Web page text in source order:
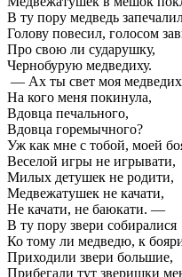
В ту пору медведь
Голову повесил, голосом
Про свою ли сударушку,
Чернобурую медведиху.
— Ах ты свет моя
На кого меня покинула,
Вдовца печального,
Вдовца горемычного?
Уж как мне с тобой, моей
Веселой игры не игрывати,
Милых детушек не родити,
Медвежатушек не качати,
Не качати, не баюкати. —
В ту пору звери собиралися
Ко тому ли медведю, к
Приходили звери большие,
Прибегали тут зверишки